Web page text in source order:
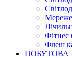
Фітнес
Флеш
ПОБУТОВА